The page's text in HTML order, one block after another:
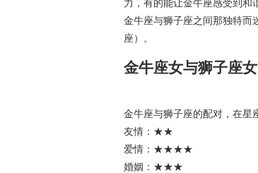
力，有的能让金牛座感受到和
金牛座与狮子座之间那独特而
座）。
金牛座女与狮子座
金牛座与狮子座的配对，在星
友情：★★
爱情：★★★★
婚姻：★★★